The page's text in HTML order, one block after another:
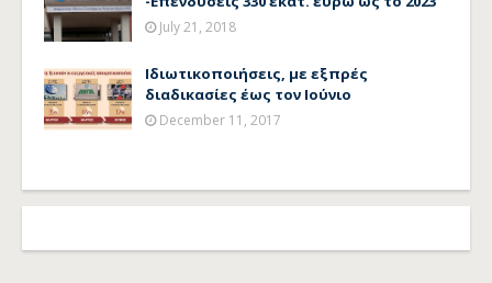
July 21, 2018
Ιδιωτικοποιήσεις, με εξπρές
διαδικασίες έως τον Ιούνιο
December 11, 2017